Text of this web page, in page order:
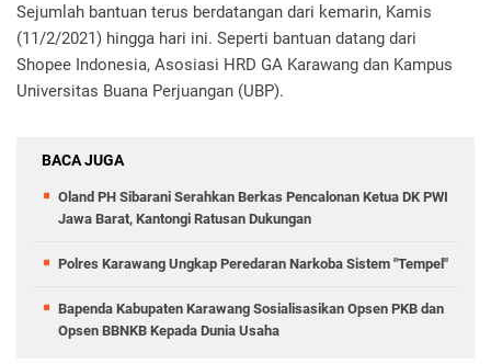
Sejumlah bantuan terus berdatangan dari kemarin, Kamis
(11/2/2021) hingga hari ini. Seperti bantuan datang dari
Shopee Indonesia, Asosiasi HRD GA Karawang dan Kampus
Universitas Buana Perjuangan (UBP).
BACA JUGA
Oland PH Sibarani Serahkan Berkas Pencalonan Ketua DK PWI
Jawa Barat, Kantongi Ratusan Dukungan
Polres Karawang Ungkap Peredaran Narkoba Sistem "Tempel"
Bapenda Kabupaten Karawang Sosialisasikan Opsen PKB dan
Opsen BBNKB Kepada Dunia Usaha